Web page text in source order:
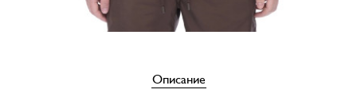
Описание